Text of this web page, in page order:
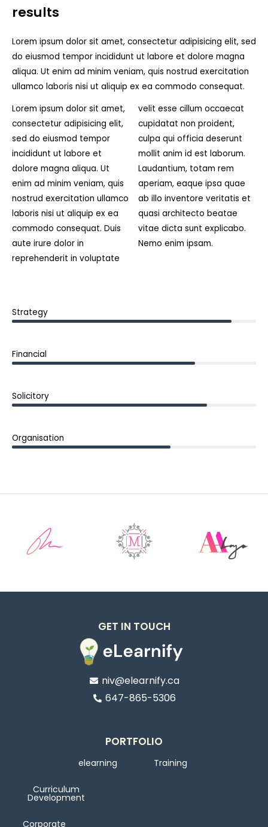
Strategy
Financial
Solicitory
Organisation
results
Lorem ipsum dolor sit amet, consectetur adipisicing elit, sed
do eiusmod tempor incididunt ut labore et dolore magna
aliqua. Ut enim ad minim veniam, quis nostrud exercitation
ullamco laboris nisi ut aliquip ex ea commodo consequat.
Lorem ipsum dolor sit amet,
consectetur adipisicing elit,
sed do eiusmod tempor
incididunt ut labore et
dolore magna aliqua. Ut
enim ad minim veniam, quis
nostrud exercitation ullamco
laboris nisi ut aliquip ex ea
commodo consequat. Duis
aute irure dolor in
reprehenderit in voluptate
velit esse cillum occaecat
cupidatat non proident,
culpa qui officia deserunt
mollit anim id est laborum.
Laudantium, totam rem
aperiam, eaque ipsa quae
ab illo inventore veritatis et
quasi architecto beatae
vitae dicta sunt explicabo.
Nemo enim ipsam.
GET IN TOUCH
niv@elearnify.ca
647-865-5306
PORTFOLIO
elearning Training
Curriculum
Development
Corporate